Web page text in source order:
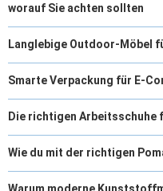
worauf Sie achten sollten
Langlebige Outdoor-Möbel
Smarte Verpackung für E-
Die richtigen Arbeitsschuhe
Wie du mit der richtigen
Warum moderne